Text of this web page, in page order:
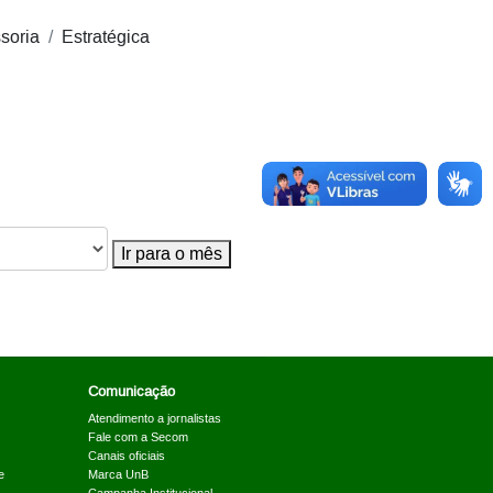
Estratégica
Ir para o mês
Comunicação
Atendimento a jornalistas
Fale com a Secom
Canais oficiais
Marca UnB